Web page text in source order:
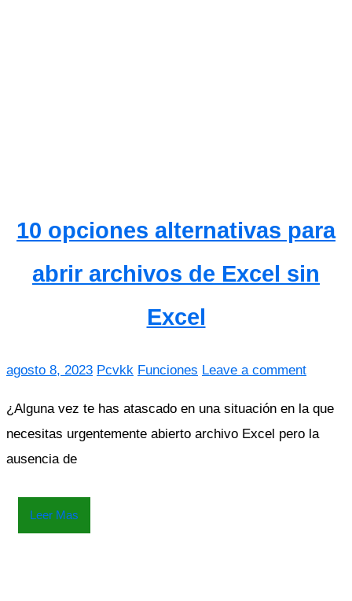
10 opciones alternativas para
abrir archivos de Excel sin
Excel
agosto 8, 2023 Pcvkk Funciones Leave a comment
¿Alguna vez te has atascado en una situación en la que
necesitas urgentemente abierto archivo Excel pero la
ausencia de
Leer Mas